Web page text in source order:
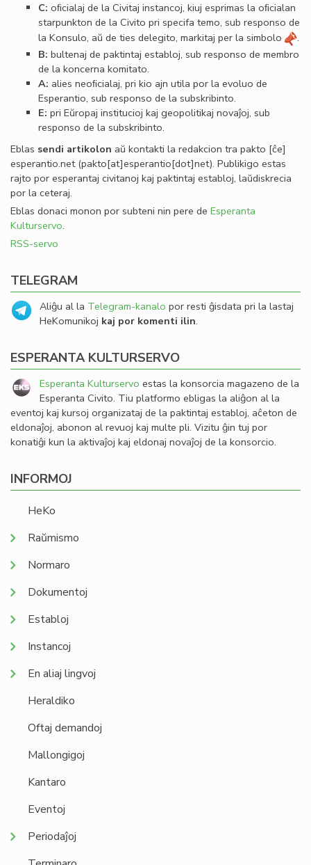
C: oﬁcialaj de la Civitaj instancoj, kiuj esprimas la oﬁcialan
starpunkton de la Civito pri specifa temo, sub responso de
la Konsulo, aŭ de ties delegito, markitaj per la simbolo
.
B: bultenaj de paktintaj establoj, sub responso de membro
de la koncerna komitato.
A: alies neoﬁcialaj, pri kio ajn utila por la evoluo de
Esperantio, sub responso de la subskribinto.
E: pri Eŭropaj institucioj kaj geopolitikaj novaĵoj, sub
responso de la subskribinto.
Eblas sendi artikolon aŭ kontakti la redakcion tra pakto [ĉe]
esperantio.net(pakto[at]esperantio[dot]net). Publikigo estas
rajto por esperantaj civitanoj kaj paktintaj establoj, laŭdiskrecia
por la ceteraj.
Eblas donaci monon por subteni nin pere de Esperanta
Kulturservo.
RSS-servo
TELEGRAM
Aliĝu al la Telegram-kanalo por resti ĝisdata pri la lastaj
HeKomunikoj kaj por komenti ilin.
ESPERANTA KULTURSERVO
Esperanta Kulturservo estas la konsorcia magazeno de la
Esperanta Civito. Tiu platformo ebligas la aliĝon al la
eventoj kaj kursoj organizataj de la paktintaj establoj, aĉeton de
eldonaĵoj, abonon al revuoj kaj multe pli. Vizitu ĝin tuj por
konatiĝi kun la aktivaĵoj kaj eldonaj novaĵoj de la konsorcio.
INFORMOJ
HeKo
Raŭmismo
Normaro
Dokumentoj
Establoj
Instancoj
En aliaj lingvoj
Heraldiko
Oftaj demandoj
Mallongigoj
Kantaro
Eventoj
Periodaĵoj